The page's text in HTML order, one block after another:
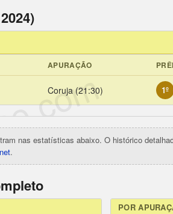
APURAÇÃO
Coruja (21:30) 1º
nas estatísticas abaixo. O histórico
.
POR